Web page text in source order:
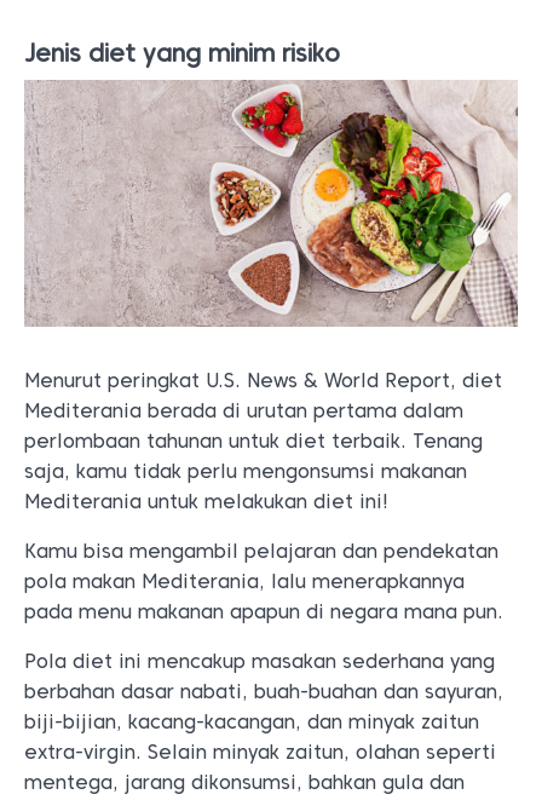
Jenis diet yang minim risiko
Menurut peringkat U.S. News & World Report, diet
Mediterania berada di urutan pertama dalam
perlombaan tahunan untuk diet terbaik. Tenang
saja, kamu tidak perlu mengonsumsi makanan
Mediterania untuk melakukan diet ini!
Kamu bisa mengambil pelajaran dan pendekatan
pola makan Mediterania, lalu menerapkannya
pada menu makanan apapun di negara mana pun.
Pola diet ini mencakup masakan sederhana yang
berbahan dasar nabati, buah-buahan dan sayuran,
biji-bijian, kacang-kacangan, dan minyak zaitun
extra-virgin. Selain minyak zaitun, olahan seperti
mentega, jarang dikonsumsi, bahkan gula dan